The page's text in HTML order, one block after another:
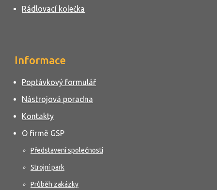
Rádlovací kolečka
Informace
Poptávkový formulář
Nástrojová poradna
Kontakty
O firmě GSP
Představení společnosti
Strojní park
Průběh zakázky